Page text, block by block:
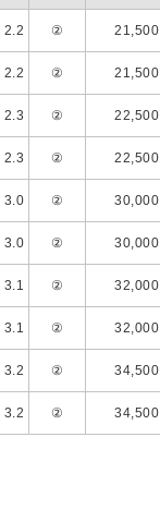
2.2 ② 21,500
2.2 ② 21,500
2.3 ② 22,500
2.3 ② 22,500
3.0 ② 30,000
3.0 ② 30,000
3.1 ② 32,000
3.1 ② 32,000
3.2 ② 34,500
3.2 ② 34,500